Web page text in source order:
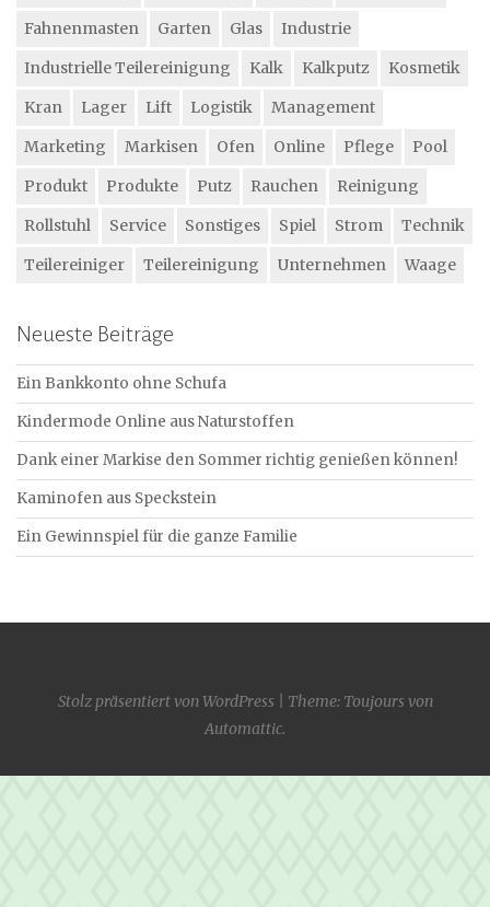
Fahnenmasten
Garten Glas
Industrie
Industrielle Teilereinigung
Kalk Kalkputz
Kosmetik
Kran
Lager Lift Logistik
Management
Marketing
Markisen Ofen Online Pflege
Pool
Produkt
Produkte Putz Rauchen
Reinigung
Rollstuhl
Service Sonstiges Spiel Strom
Technik
Teilereiniger
Teilereinigung Unternehmen Waage
Neueste Beiträge
Ein Bankkonto ohne Schufa
Kindermode Online aus Naturstoffen
Dank einer Markise den Sommer richtig genießen können!
Kaminofen aus Speckstein
Ein Gewinnspiel für die ganze Familie
Stolz präsentiert von WordPress
Theme: Toujours von
Automattic.